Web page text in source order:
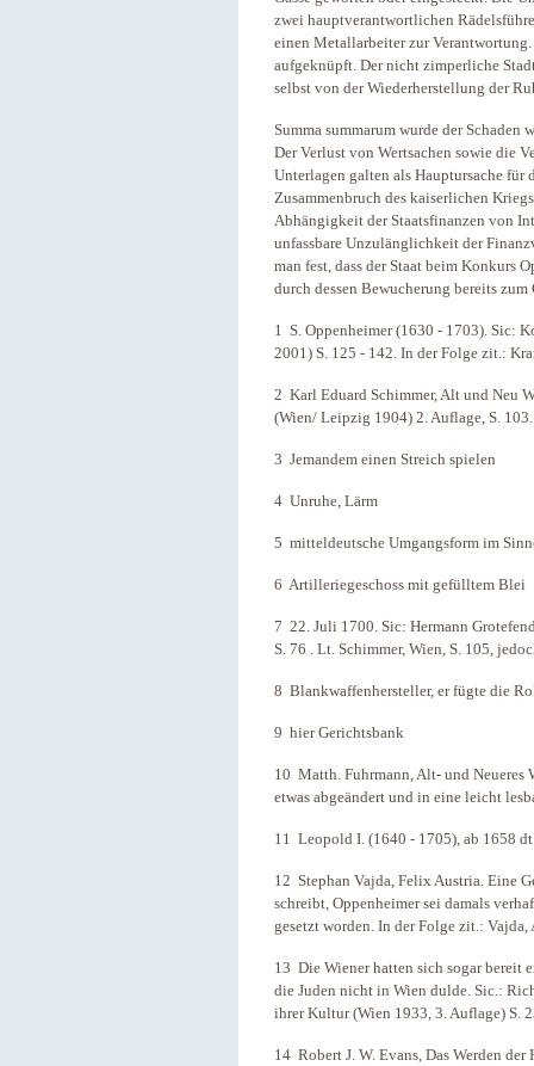
zwei hauptverantwortlichen
einen Metallarbeiter zur
aufgeknüpft. Der nicht zimperliche
selbst von der Wiederherstellung der
Summa summarum wurde der
Der Verlust von Wertsachen sowie die
Unterlagen galten als Hauptursache für
Zusammenbruch des kaiserlichen
Abhängigkeit der Staatsfinanzen von
unfassbare Unzulänglichkeit der
man fest, dass der Staat beim Konkurs
durch dessen Bewucherung bereits
1 S. Oppenheimer (1630 - 1703). Sic:
2001) S. 125 - 142. In der Folge zit.:
2 Karl Eduard Schimmer, Alt und Neu
(Wien/ Leipzig 1904) 2. Auflage, S.
3 Jemandem einen Streich spielen
4 Unruhe, Lärm
5 mitteldeutsche Umgangsform im
6 Artilleriegeschoss mit gefülltem Blei
7 22. Juli 1700. Sic: Hermann
S. 76 . Lt. Schimmer, Wien, S. 105,
8 Blankwaffenhersteller, er fügte die
9 hier Gerichtsbank
10 Matth. Fuhrmann, Alt- und Neueres
etwas abgeändert und in eine leicht
11 Leopold I. (1640 - 1705), ab 1658
12 Stephan Vajda, Felix Austria. Eine
schreibt, Oppenheimer sei damals
gesetzt worden. In der Folge zit.: Vajda,
13 Die Wiener hatten sich sogar bereit
die Juden nicht in Wien dulde. Sic.:
ihrer Kultur (Wien 1933, 3. Auflage) S.
14 Robert J. W. Evans, Das Werden